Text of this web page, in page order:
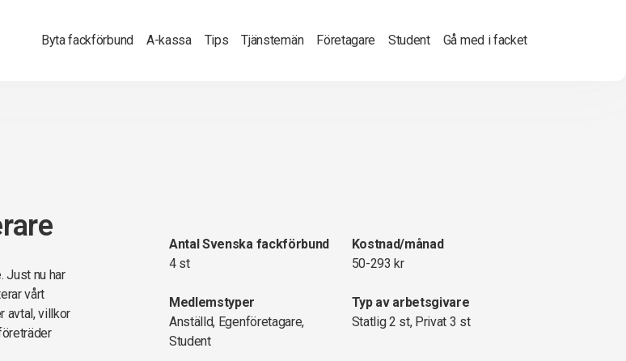
Byta fackförbund A-kassa Tips Tjänstemän Företagare Student Gå med i facket
Just nu har
vårt
avtal, villkor
Antal Svenska fackförbund
4 st
Kostnad/månad
50-293 kr
Medlemstyper
Anställd, Egenföretagare,
Student
Typ av arbetsgivare
Statlig 2 st, Privat 3 st